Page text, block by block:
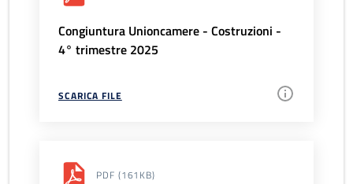
Congiuntura Unioncamere - Costruzioni -
4° trimestre 2025
SCARICA FILE
PDF (161KB)